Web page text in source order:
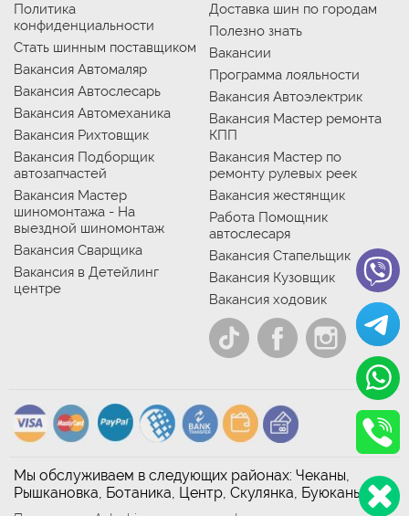
Политика
конфиденциальности
Стать шинным поставщиком
Вакансия Автомаляр
Вакансия Автослесарь
Вакансия Автомеханика
Вакансия Рихтовщик
Вакансия Подборщик
автозапчастей
Вакансия Мастер
шиномонтажа - На
выездной шиномонтаж
Вакансия Сварщика
Вакансия в Детейлинг
центре
Доставка шин по городам
Полезно знать
Вакансии
Программа лояльности
Вакансия Автоэлектрик
Вакансия Мастер ремонта
КПП
Вакансия Мастер по
ремонту рулевых реек
Вакансия жестянщик
Работа Помощник
автослесаря
Вакансия Стапельщик
Вакансия Кузовщик
Вакансия ходовик
Мы обслуживаем в следующих районах: Чеканы,
Рышкановка, Ботаника, Центр, Скулянка, Буюканы